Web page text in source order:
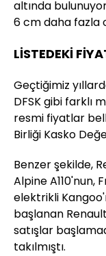
altında
6 cm daha fazla
LİSTEDEKİ
Geçtiğimiz
DFSK gibi farklı
resmi fiyatlar
Birliği Kasko
Benzer şekilde,
Alpine A110'nun,
elektrikli
başlanan
satışlar
takılmıştı.